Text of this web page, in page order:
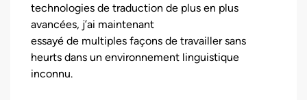
technologies de traduction de plus en plus
avancées, j’ai maintenant
essayé de multiples façons de travailler sans
heurts dans un environnement linguistique
inconnu.